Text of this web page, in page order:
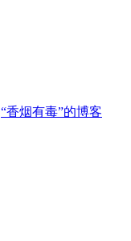
“香烟有毒”的博客